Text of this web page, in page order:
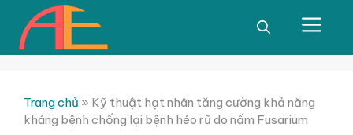
Chuyển
dung
Trang chủ » Kỹ thuật hạt nhân tăng cường khả năng
kháng bệnh chống lại bệnh héo rũ do nấm Fusarium